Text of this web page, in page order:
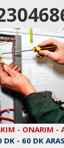
- ONARIM -
DK - 60 DK